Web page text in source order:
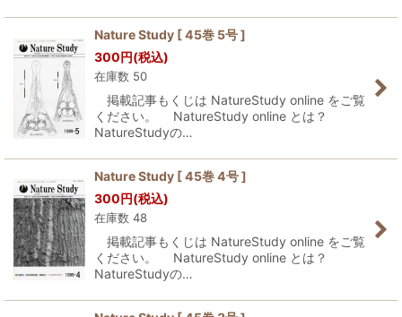
Nature Study [ 45巻 5号 ]
300円(税込)
在庫数 50
掲載記事もくじは NatureStudy online をご覧
ください。 NatureStudy online とは？
NatureStudyの…
Nature Study [ 45巻 4号 ]
300円(税込)
在庫数 48
掲載記事もくじは NatureStudy online をご覧
ください。 NatureStudy online とは？
NatureStudyの…